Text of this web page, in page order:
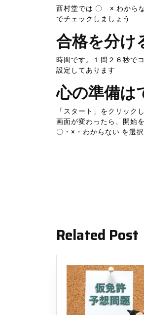
西村堂では 〇 × わから
でチェックしましょう
合格を分け
時間です。１問２６秒で
設定してあります
心の準備は
「スタート」をクリック
画面が変わったら、開始
〇・×・わからない を選
ナ
ビ
ゲ
ー
シ
Related Post